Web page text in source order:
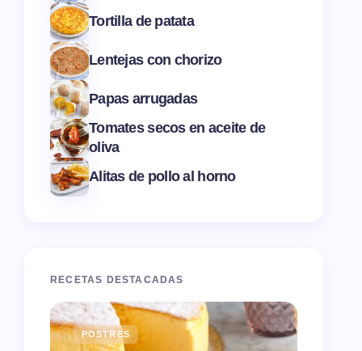
Tortilla de patata
Lentejas con chorizo
Papas arrugadas
Tomates secos en aceite de
oliva
Alitas de pollo al horno
RECETAS DESTACADAS
POSTRES